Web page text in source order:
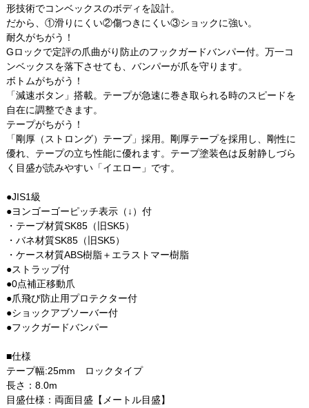
形技術でコンベックスのボディを設計。
だから、①滑りにくい②傷つきにくい③ショックに強い。
耐久がちがう！
Gロックで定評の爪曲がり防止のフックガードバンパー付。万一コ
ンベックスを落下させても、バンパーが爪を守ります。
ボトムがちがう！
「減速ボタン」搭載。テープが急速に巻き取られる時のスピードを
自在に調整できます。
テープがちがう！
「剛厚（ストロング）テープ」採用。剛厚テープを採用し、剛性に
優れ、テープの立ち性能に優れます。テープ塗装色は反射静しづら
く目盛が読みやすい「イエロー」です。
●JIS1級
●ヨンゴーゴーピッチ表示（↓）付
・テープ材質SK85（旧SK5）
・バネ材質SK85（旧SK5）
・ケース材質ABS樹脂＋エラストマー樹脂
●ストラップ付
●0点補正移動爪
●爪飛び防止用プロテクター付
●ショックアブソーバー付
●フックガードバンパー
■仕様
テープ幅:25mm ロックタイプ
長さ：8.0m
目盛仕様：両面目盛【メートル目盛】